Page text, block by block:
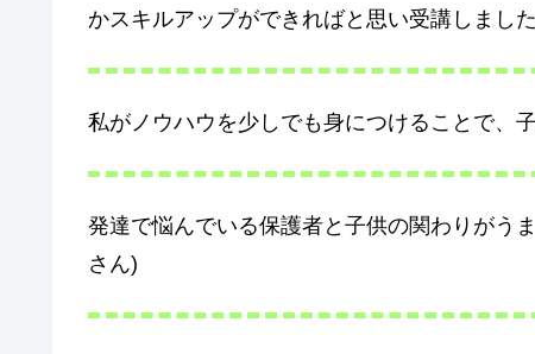
かスキルアップができればと思い受講しまし
私がノウハウを少しでも身につけることで、
発達で悩んでいる保護者と子供の関わりがう
さん)